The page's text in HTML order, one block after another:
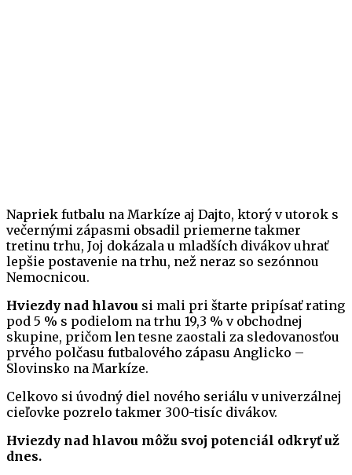
Napriek futbalu na Markíze aj Dajto, ktorý v utorok s
večernými zápasmi obsadil priemerne takmer
tretinu trhu, Joj dokázala u mladších divákov uhrať
lepšie postavenie na trhu, než neraz so sezónnou
Nemocnicou.
Hviezdy nad hlavou si mali pri štarte pripísať rating
pod 5 % s podielom na trhu 19,3 % v obchodnej
skupine, pričom len tesne zaostali za sledovanosťou
prvého polčasu futbalového zápasu Anglicko –
Slovinsko na Markíze.
Celkovo si úvodný diel nového seriálu v univerzálnej
cieľovke pozrelo takmer 300-tisíc divákov.
Hviezdy nad hlavou môžu svoj potenciál odkryť už
dnes.